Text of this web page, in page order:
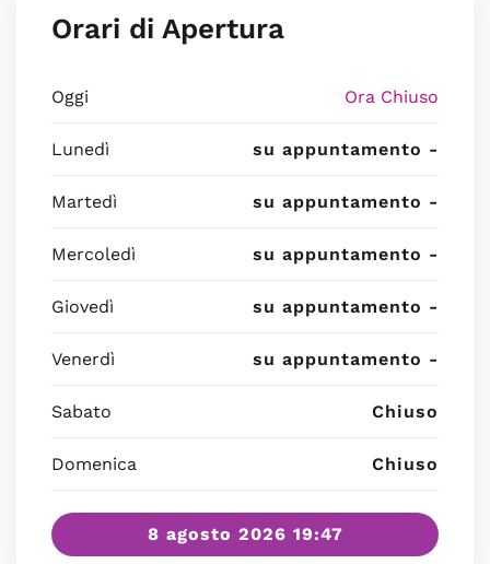
Orari di Apertura
Oggi Ora Chiuso
Lunedì su appuntamento -
Martedì su appuntamento -
Mercoledì su appuntamento -
Giovedì su appuntamento -
Venerdì su appuntamento -
Sabato Chiuso
Domenica Chiuso
8 agosto 2026 19:47